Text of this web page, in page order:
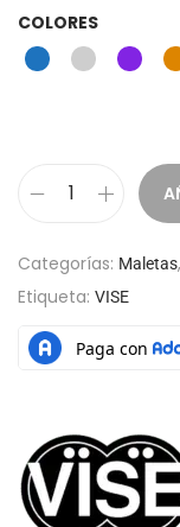
COLORES
Categorías: Maletas,
Etiqueta: VISE